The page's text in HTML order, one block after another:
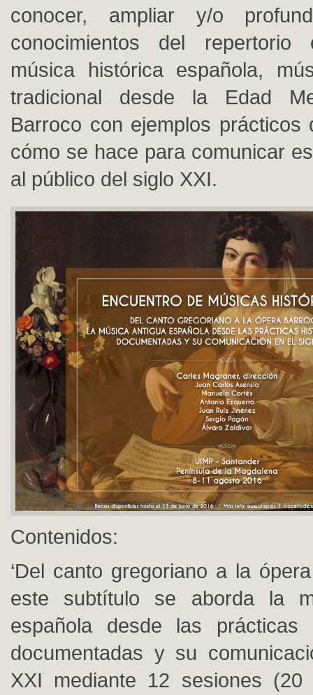
conocer, ampliar y/o
conocimientos del
música histórica española,
tradicional desde la Edad
Barroco con ejemplos prácticos
cómo se hace para comunicar
al público del siglo XXI.
Contenidos:
‘Del canto gregoriano a la
este subtítulo se aborda la
española desde las prácticas
documentadas y su
XXI mediante 12 sesiones (20